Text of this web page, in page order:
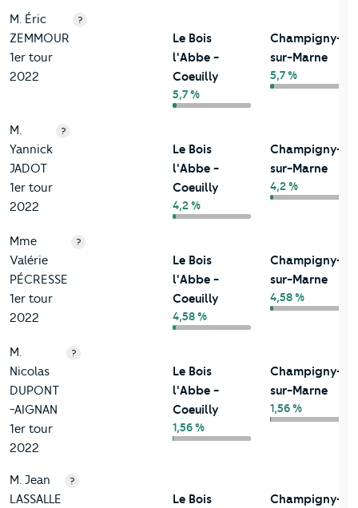
M. Éric
ZEMMOUR
1er tour
2022
?
Le Bois
l'Abbe -
Coeuilly
5,7 %
Champigny-
sur-Marne
5,7 %
M.
Yannick
JADOT
1er tour
2022
?
Le Bois
l'Abbe -
Coeuilly
4,2 %
Champigny-
sur-Marne
4,2 %
Mme
Valérie
PÉCRESSE
1er tour
2022
?
Le Bois
l'Abbe -
Coeuilly
4,58 %
Champigny-
sur-Marne
4,58 %
M.
Nicolas
DUPONT
-AIGNAN
1er tour
2022
?
Le Bois
l'Abbe -
Coeuilly
1,56 %
Champigny-
sur-Marne
1,56 %
M. Jean
LASSALLE
?
Le Bois
Champigny-